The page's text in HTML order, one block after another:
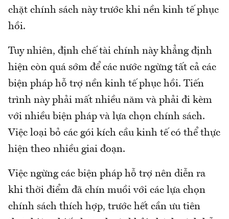
chặt chính sách này trước khi nền kinh tế phục
hồi.
Tuy nhiên, định chế tài chính này khẳng định
hiện còn quá sớm để các nước ngừng tất cả các
biện pháp hỗ trợ nền kinh tế phục hồi. Tiến
trình này phải mất nhiều năm và phải đi kèm
với nhiều biện pháp và lựa chọn chính sách.
Việc loại bỏ các gói kích cầu kinh tế có thể thực
hiện theo nhiều giai đoạn.
Việc ngừng các biện pháp hỗ trợ nên diễn ra
khi thời điểm đã chín muồi với các lựa chọn
chính sách thích hợp, trước hết cần ưu tiên